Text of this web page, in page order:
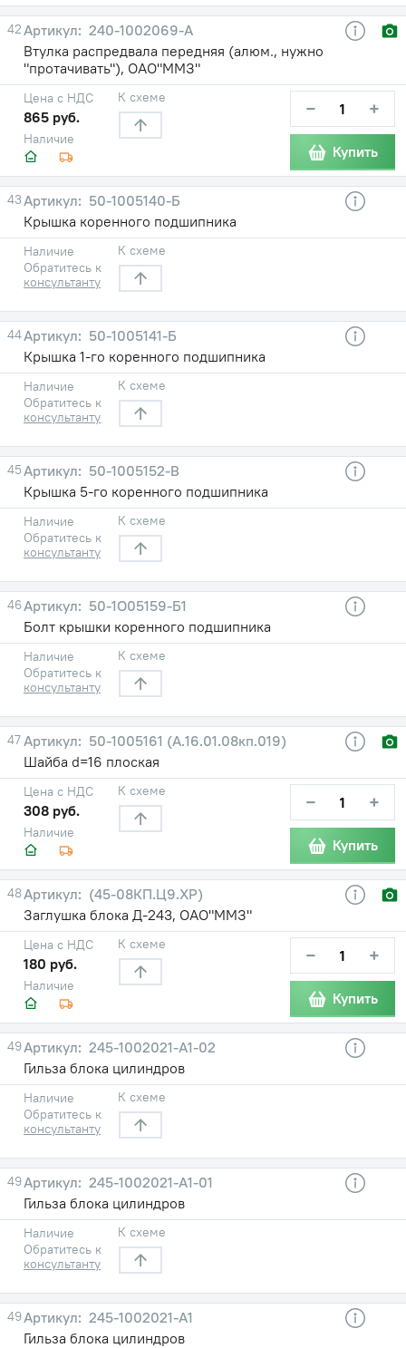
42
240-1002069-А
Втулка распредвала передняя (алюм., нужно
"протачивать"), ОАО"ММЗ"
Наличие
Цена с НДС
865 руб.
К схеме − +
Купить
43
50-1005140-Б
Крышка коренного подшипника
Наличие
Обратитесь к
консультанту
К схеме
44
50-1005141-Б
Крышка 1-го коренного подшипника
Наличие
Обратитесь к
консультанту
К схеме
45
50-1005152-В
Крышка 5-го коренного подшипника
Наличие
Обратитесь к
консультанту
К схеме
46
50-1О05159-Б1
Болт крышки коренного подшипника
Наличие
Обратитесь к
консультанту
К схеме
47
50-1005161 (А.16.01.08кп.019)
Шайба d=16 плоская
Наличие
Цена с НДС
308 руб.
К схеме − +
Купить
48
(45-08КП.Ц9.ХР)
Заглушка блока Д-243, ОАО"ММЗ"
Наличие
Цена с НДС
180 руб.
К схеме − +
Купить
49
245-1002021-А1-02
Гильза блока цилиндров
Наличие
Обратитесь к
консультанту
К схеме
49
245-1002021-А1-01
Гильза блока цилиндров
Наличие
Обратитесь к
консультанту
К схеме
49
245-1002021-А1
Гильза блока цилиндров